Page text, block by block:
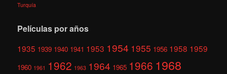
Turquía
Películas por años
1935 1939 1940 1941 1953 1954 1955 1956 1958 1959
1960 1961 1962 1963 1964 1965 1966 1968